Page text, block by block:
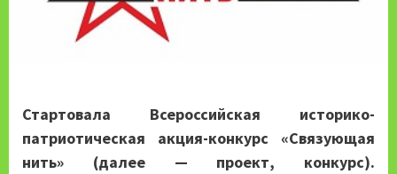
Стартовала Всероссийская историко-
патриотическая акция-конкурс «Связующая
нить» (далее — проект, конкурс).